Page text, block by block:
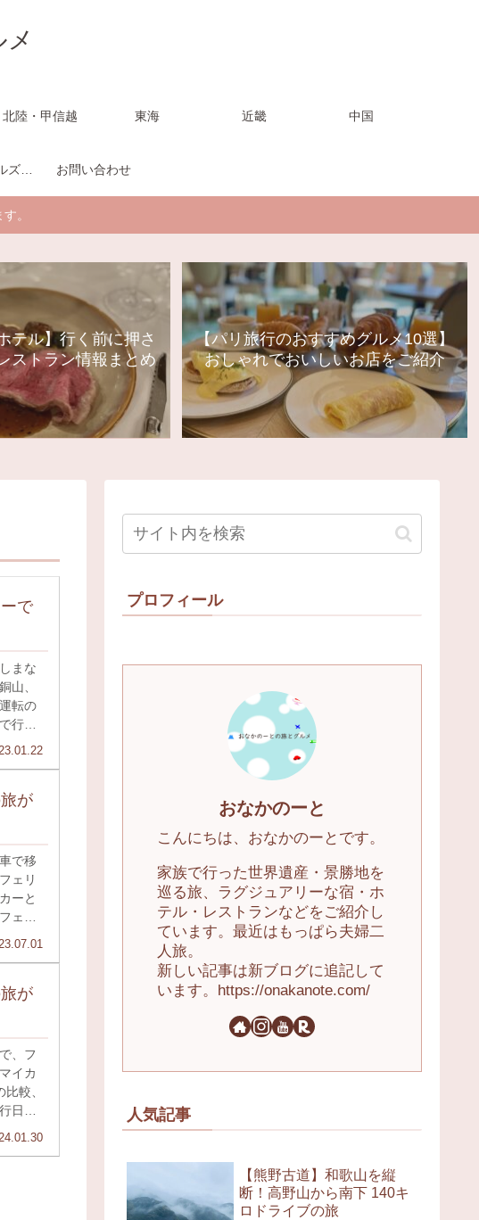
北陸・甲信越 東海 近畿 中国
お問い合わせ
。
テル】行く前に押さ
ストラン情報まとめ
【パリ旅行のおすすめグルメ10選】
おしゃれでおいしいお店をご紹介
で
まな
山、
転の
行く
が
で移
ェリ
ーと
ェリ
が
、フ
イカ
較、
日程
プロフィール
おなかのーと
こんにちは、おなかのーとです。
家族で行った世界遺産・景勝地を
巡る旅、ラグジュアリーな宿・ホ
テル・レストランなどをご紹介し
ています。最近はもっぱら夫婦二
人旅。
新しい記事は新ブログに追記して
います。https://onakanote.com/
人気記事
【熊野古道】和歌山を縦
断！高野山から南下 140キ
ロドライブの旅